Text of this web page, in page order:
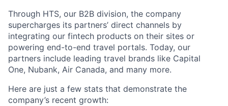
Through HTS, our B2B division, the company
supercharges its partners’ direct channels by
integrating our fintech products on their sites or
powering end-to-end travel portals. Today, our
partners include leading travel brands like Capital
One, Nubank, Air Canada, and many more.
Here are just a few stats that demonstrate the
company’s recent growth: